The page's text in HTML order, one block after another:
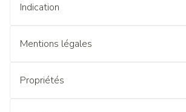
Indication
Mentions légales
Propriétés